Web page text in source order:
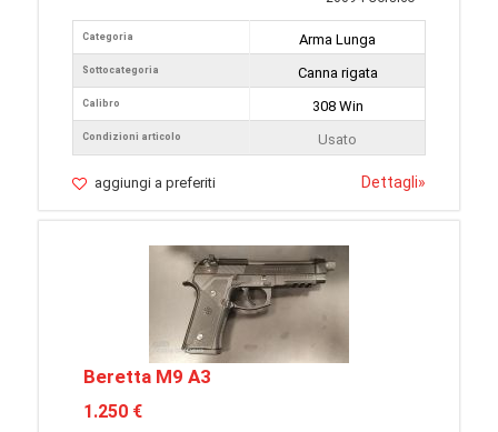
Categoria
Sottocategoria
Calibro
Condizioni articolo
Arma Lunga
Canna rigata
308 Win
Usato
aggiungi a preferiti Dettagli»
Beretta M9 A3
1.250 €